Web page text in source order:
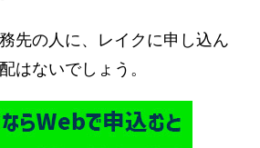
先の人に、レイクに申し込ん
はないでしょう。